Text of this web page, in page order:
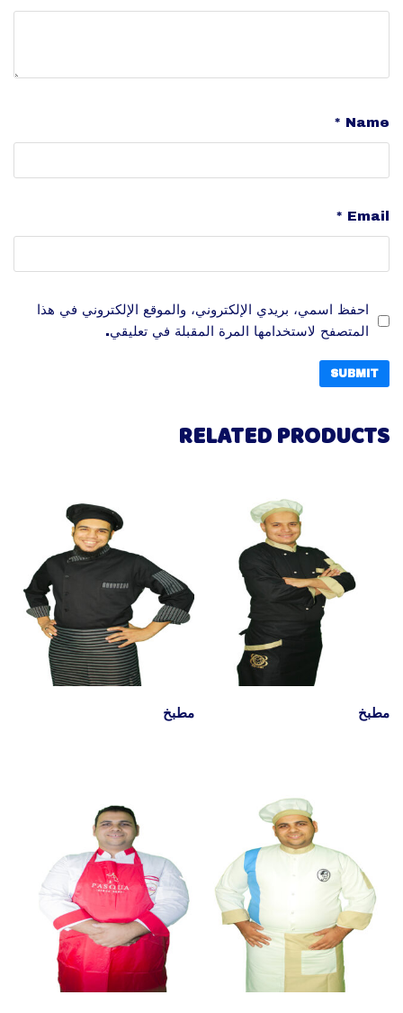
Name
*
Email
*
احفظ اسمي، بريدي الإلكتروني، والموقع الإلكتروني في هذا
المتصفح لاستخدامها المرة المقبلة في تعليقي.
RELATED PRODUCTS
مطبخ مطبخ